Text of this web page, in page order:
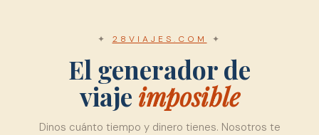
28VIAJES.COM ✦
El generador de
viaje imposible
Dinos cuánto tiempo y dinero tienes. Nosotros te